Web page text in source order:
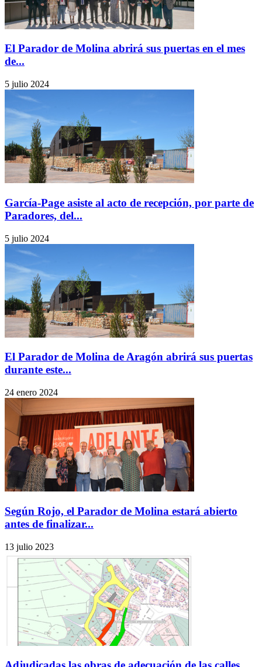
El Parador de Molina abrirá sus puertas en el mes
de...
5 julio 2024
García-Page asiste al acto de recepción, por parte de
Paradores, del...
5 julio 2024
El Parador de Molina de Aragón abrirá sus puertas
durante este...
24 enero 2024
Según Rojo, el Parador de Molina estará abierto
antes de finalizar...
13 julio 2023